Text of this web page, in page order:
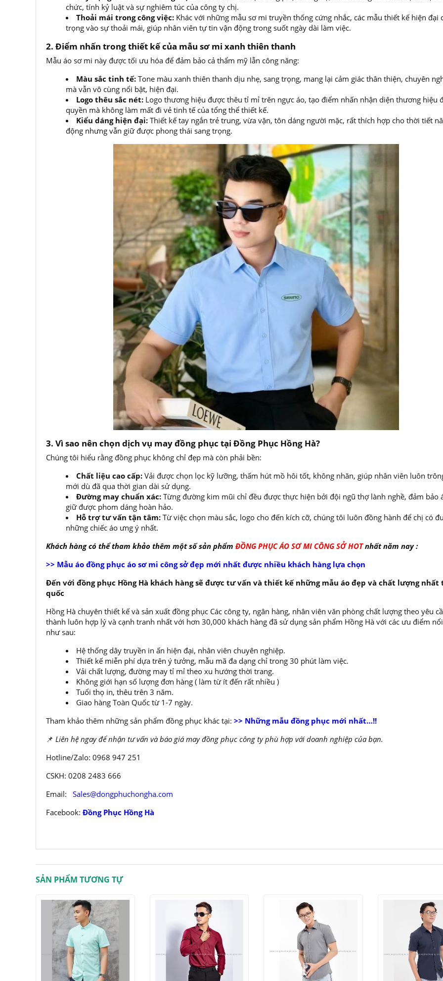
chức, tính kỷ luật và sự nghiêm túc của công ty chị.
Thoải mái trong công việc: Khác với những mẫu sơ mi truyền thống cứng nhắc, các mẫu thiết kế hiện đại
trọng vào sự thoải mái, giúp nhân viên tự tin vận động trong suốt ngày dài làm việc.
2. Điểm nhấn trong thiết kế của mẫu sơ mi xanh thiên thanh
Mẫu áo sơ mi này được tối ưu hóa để đảm bảo cả thẩm mỹ lẫn công năng:
Màu sắc tinh tế: Tone màu xanh thiên thanh dịu nhẹ, sang trọng, mang lại cảm giác thân thiện, chuyên
mà vẫn vô cùng nổi bật, hiện đại.
Logo thêu sắc nét: Logo thương hiệu được thêu tỉ mỉ trên ngực áo, tạo điểm nhấn nhận diện thương hiệu
quyền mà không làm mất đi vẻ tinh tế của tổng thể thiết kế.
Kiểu dáng hiện đại: Thiết kế tay ngắn trẻ trung, vừa vặn, tôn dáng người mặc, rất thích hợp cho thời tiết
động nhưng vẫn giữ được phong thái sang trọng.
3. Vì sao nên chọn dịch vụ may đồng phục tại Đồng Phục Hồng Hà?
Chúng tôi hiểu rằng đồng phục không chỉ đẹp mà còn phải bền:
Chất liệu cao cấp: Vải được chọn lọc kỹ lưỡng, thấm hút mồ hôi tốt, không nhăn, giúp nhân viên luôn
mới dù đã qua thời gian dài sử dụng.
Đường may chuẩn xác: Từng đường kim mũi chỉ đều được thực hiện bởi đội ngũ thợ lành nghề, đảm bảo
giữ được phom dáng hoàn hảo.
Hỗ trợ tư vấn tận tâm: Từ việc chọn màu sắc, logo cho đến kích cỡ, chúng tôi luôn đồng hành để chị có
những chiếc áo ưng ý nhất.
Khách hàng có thể tham khảo thêm một số sản phẩm ĐỒNG PHỤC ÁO SƠ MI CÔNG SỞ HOT nhất năm nay :
>> Mẫu áo đồng phục áo sơ mi công sở đẹp mới nhất được nhiều khách hàng lựa chọn
Đến với đồng phục Hồng Hà khách hàng sẽ được tư vấn và thiết kế những mẫu áo đẹp và chất lượng nhất
quốc
Hồng Hà chuyên thiết kế và sản xuất đồng phục Các công ty, ngân hàng, nhân viên văn phòng chất lượng theo yêu
thành luôn hợp lý và cạnh tranh nhất với hơn 30,000 khách hàng đã sử dụng sản phẩm Hồng Hà với các ưu điểm
như sau:
Hệ thống dây truyền in ấn hiện đại, nhân viên chuyên nghiệp.
Thiết kế miễn phí dựa trên ý tưởng, mẫu mã đa dạng chỉ trong 30 phút làm việc.
Vải chất lượng, đường may tỉ mỉ theo xu hướng thời trang.
Không giới hạn số lượng đơn hàng ( làm từ ít đến rất nhiều )
Tuổi thọ in, thêu trên 3 năm.
Giao hàng Toàn Quốc từ 1-7 ngày.
Tham khảo thêm những sản phẩm đồng phục khác tại: >> Những mẫu đồng phục mới nhất…!!
📌 Liên hệ ngay để nhận tư vấn và báo giá may đồng phục công ty phù hợp với doanh nghiệp của bạn.
Hotline/Zalo: 0968 947 251
CSKH: 0208 2483 666
Email: Sales@dongphuchongha.com
Facebook: Đồng Phục Hồng Hà
SẢN PHẨM TƯƠNG TỰ